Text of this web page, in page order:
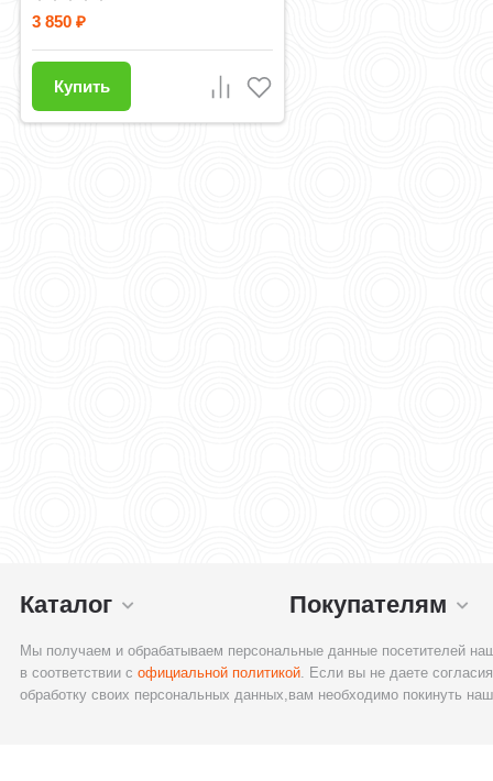
3 850₽
Купить
Каталог Покупателям
Мы получаем и обрабатываем персональные данные посетителей
в соответствии софициальной политикой. Если вы не даете
обработку своих персональных данных,вам необходимо покинуть